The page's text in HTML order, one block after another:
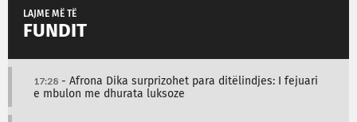
LAJME MË TË
FUNDIT
17:28 - Afrona Dika surprizohet para ditëlindjes: I fejuari
e mbulon me dhurata luksoze